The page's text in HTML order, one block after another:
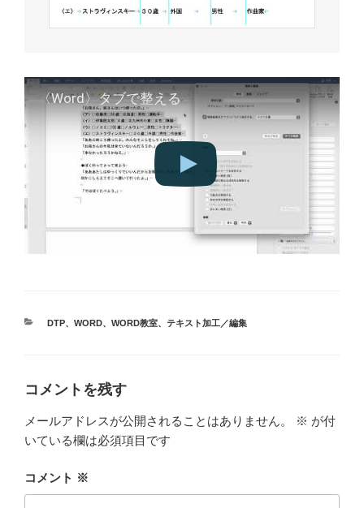
〈Word〉タブで整える
カ
DTP、 WORD、 WORD教室、 テキスト加工／編集
コメントを残す
メールアドレスが公開されることはありません。 ※ が付
いている欄は必須項目です
コメント ※